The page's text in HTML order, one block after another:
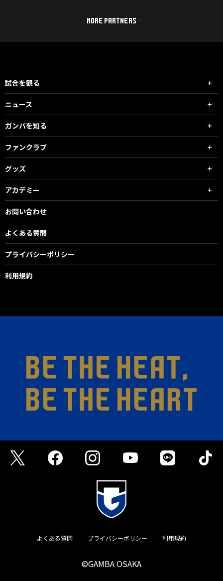
MORE PARTNERS
試合を観る
ニュース
ガンバを知る
ファンクラブ
グッズ
アカデミー
お問い合わせ
よくある質問
プライバシーポリシー
利用規約
よくある質問 プライバシーポリシー 利用規約
©GAMBA OSAKA